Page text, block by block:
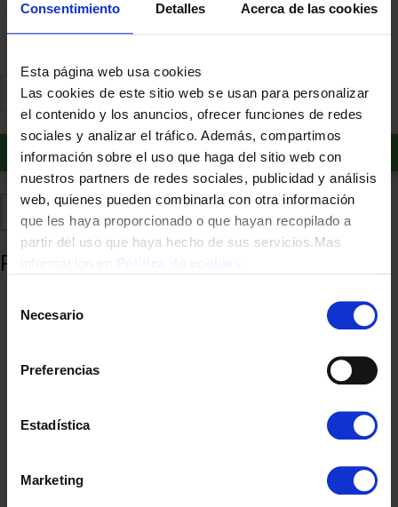
Consentimiento Detalles Acerca de las cookies
Esta página web usa cookies
Las cookies de este sitio web se usan para personalizar
el contenido y los anuncios, ofrecer funciones de redes
sociales y analizar el tráfico. Además, compartimos
información sobre el uso que haga del sitio web con
nuestros partners de redes sociales, publicidad y análisis
web, quienes pueden combinarla con otra información
que les haya proporcionado o que hayan recopilado a
partir del uso que haya hecho de sus servicios.Mas
Necesario
Preferencias
Estadística
Marketing
Añadir al carrito
Añadir a favoritos
Productos relacionados
TELEVISION GENIUM 24″ GTV24HD HD WEBOS